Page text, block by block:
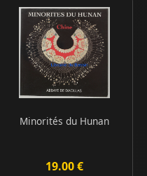
Minorités du Hunan
19.00 €